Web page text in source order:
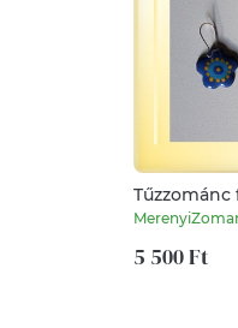
Tűzzománc
5 500 Ft